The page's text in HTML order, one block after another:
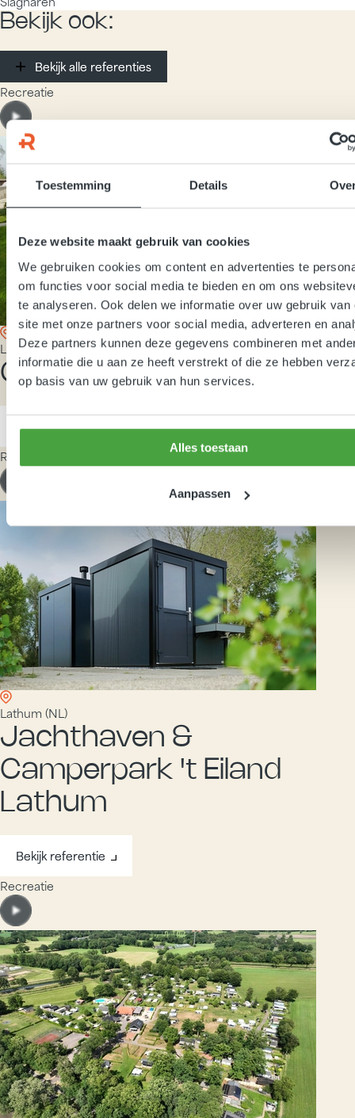
Toestemming Details
Deze website maakt gebruik van cookies
We gebruiken cookies om content en advertenties te
om functies voor social media te bieden en om ons
te analyseren. Ook delen we informatie over uw gebruik van
site met onze partners voor social media, adverteren en
Deze partners kunnen deze gegevens combineren met
informatie die u aan ze heeft verstrekt of die ze hebben
op basis van uw gebruik van hun services.
Alles toestaan
Aanpassen
Bekijk ook:
Bekijk alle referenties
Bekijk alle referenties
Recreatie
Laar (DE)
Camping Arendshof
Bekijk referentie
Bekijk referentie
Recreatie
Lathum (NL)
Jachthaven &
Camperpark 't Eiland
Lathum
Bekijk referentie
Bekijk referentie
Recreatie